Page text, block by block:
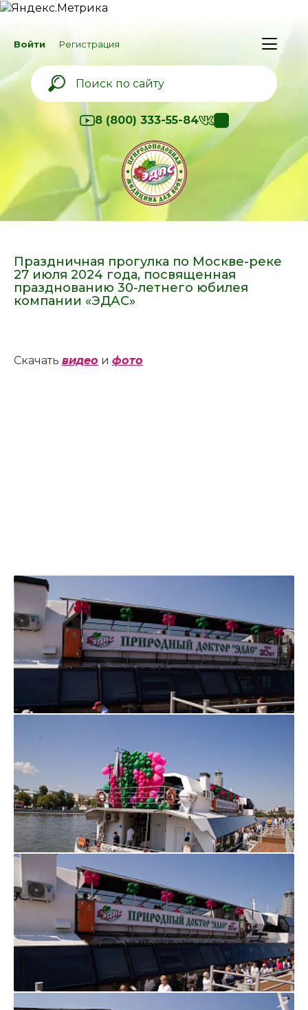
Войти Регистрация
8 (800) 333-55-84
Праздничная прогулка по Москве-реке
27 июля 2024 года, посвященная
празднованию 30-летнего юбилея
компании «ЭДАС»
Скачать видео и фото